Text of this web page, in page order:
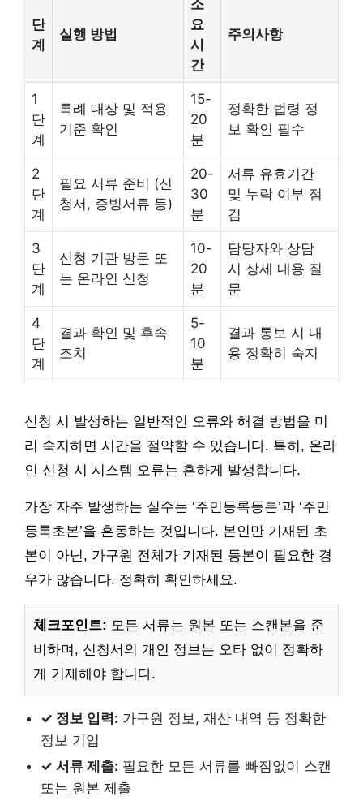
단
계
실행 방법
소
요
시
간
주의사항
1
단
계
특례 대상 및 적용
기준 확인
15-
20
분
정확한 법령 정
보 확인 필수
2
단
계
필요 서류 준비 (신
청서, 증빙서류 등)
20-
30
분
서류 유효기간
및 누락 여부 점
검
3
단
계
신청 기관 방문 또
는 온라인 신청
10-
20
분
담당자와 상담
시 상세 내용 질
문
4
단
계
결과 확인 및 후속
조치
5-
10
분
결과 통보 시 내
용 정확히 숙지
신청 시 발생하는 일반적인 오류와 해결 방법을 미
리 숙지하면 시간을 절약할 수 있습니다. 특히, 온라
인 신청 시 시스템 오류는 흔하게 발생합니다.
가장 자주 발생하는 실수는 ‘주민등록등본’과 ‘주민
등록초본’을 혼동하는 것입니다. 본인만 기재된 초
본이 아닌, 가구원 전체가 기재된 등본이 필요한 경
우가 많습니다. 정확히 확인하세요.
체크포인트: 모든 서류는 원본 또는 스캔본을 준
비하며, 신청서의 개인 정보는 오타 없이 정확하
게 기재해야 합니다.
✓ 정보 입력: 가구원 정보, 재산 내역 등 정확한
정보 기입
✓ 서류 제출: 필요한 모든 서류를 빠짐없이 스캔
또는 원본 제출